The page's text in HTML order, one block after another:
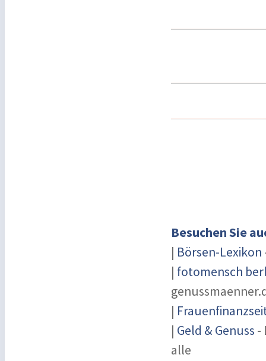
Besuchen Sie
| Börsen-Lexikon
| fotomensch
|
| Geld & Genuss -
alle